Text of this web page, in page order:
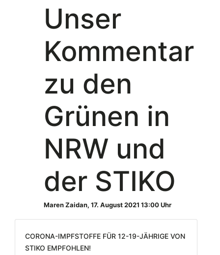
Unser
Kommentar
zu den
Grünen in
NRW und
der STIKO
Maren Zaidan, 17. August 2021 13:00 Uhr
Corona-Impfstoffe für 12-19-jährige von
STIKO empfohlen!